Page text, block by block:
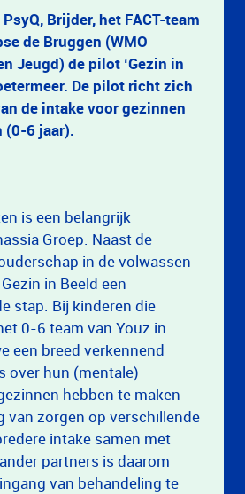
Brijder, het FACT-team
de Bruggen (WMO
Jeugd) de pilot ‘Gezin in
De pilot richt zich
de intake voor gezinnen
(0-6 jaar).
is een belangrijk
Groep. Naast de
in de volwassen-
in Beeld een
stap. Bij kinderen die
0-6 team van Youz in
een breed verkennend
over hun (mentale)
hebben te maken
van zorgen op verschillende
intake samen met
partners is daarom
van behandeling te